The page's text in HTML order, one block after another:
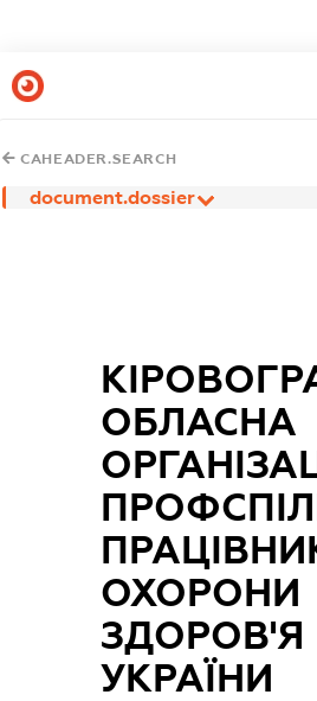
CAHEADER.SEARCH
document.dossier
ОБЛАСНА
ОХОРОНИ
ЗДОРОВ'Я
УКРАЇНИ